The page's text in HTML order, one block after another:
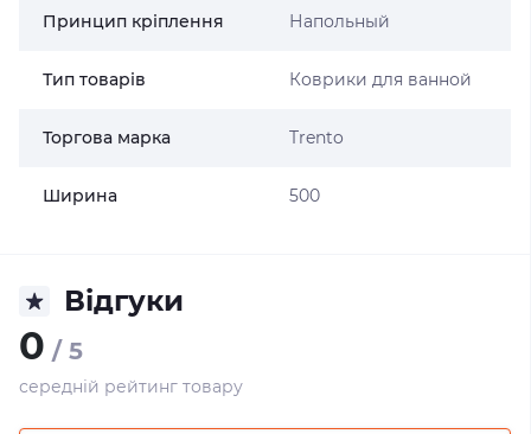
Принцип кріплення Напольный
Тип товарів Коврики для ванной
Торгова марка Trento
Ширина 500
Відгуки
0 / 5
середній рейтинг товару